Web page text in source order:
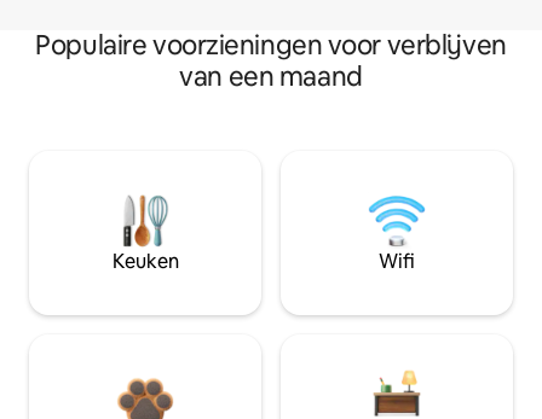
Populaire voorzieningen voor verblijven
van een maand
Keuken Wifi